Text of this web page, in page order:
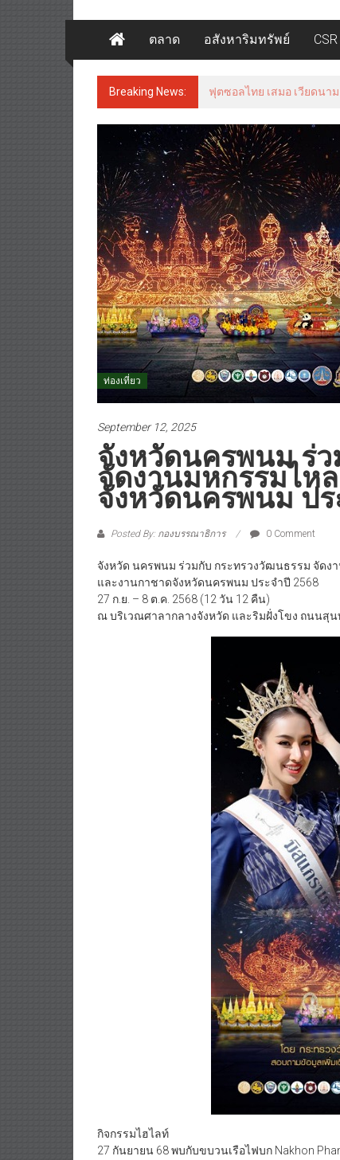
ตลาด อสังหาริมทรัพย์ CSR
Breaking News: ฟุตซอลไทย เสมอ เวียดน
ท่องเที่ยว
September 12, 2025
จังหวัดนครพนม ร่
จัดงานมหกรรมไห
จังหวัดนครพนม ปร
Posted By: กองบรรณาธิการ 0 Comment
จังหวัด นครพนม ร่วมกับ กระทรวงวัฒนธรรม จัดง
และงานกาชาดจังหวัดนครพนม ประจำปี 2568
27 ก.ย. – 8 ต.ค. 2568 (12 วัน 12 คืน)
ณ บริเวณศาลากลางจังหวัด และริมฝั่งโขง ถนนสุ
กิจกรรมไฮไลท์
27 กันยายน 68 พบกับขบวนเรือไฟบก Nakhon